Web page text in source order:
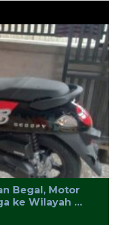
Begal, Motor
ke Wilayah …